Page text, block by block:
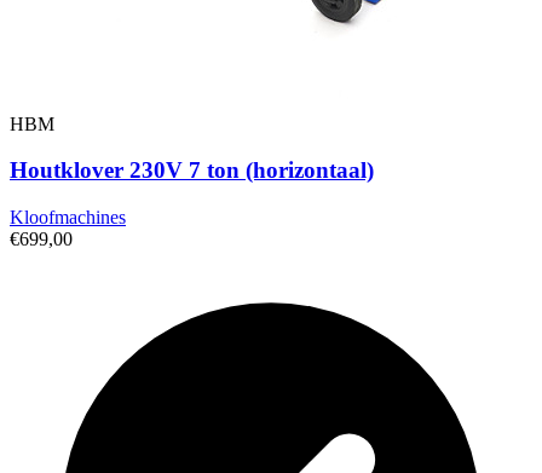
HBM
Houtklover 230V 7 ton (horizontaal)
Kloofmachines
€699,00